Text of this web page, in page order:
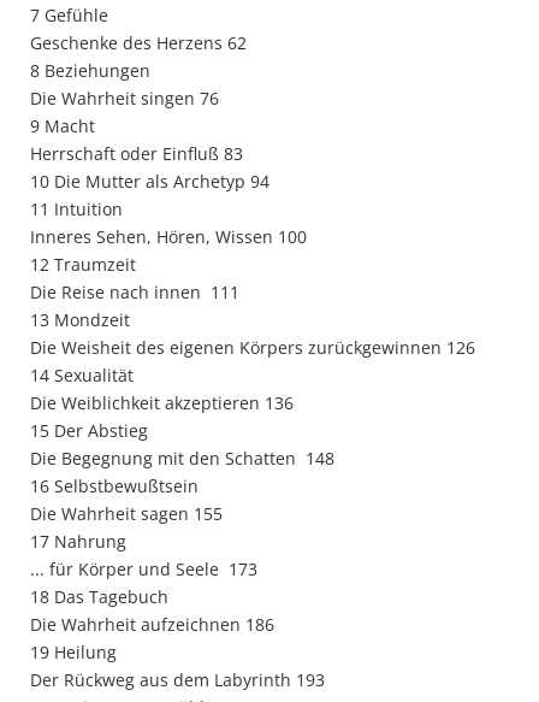
7 Gefühle
Geschenke des Herzens 62
8 Beziehungen
Die Wahrheit singen 76
9 Macht
Herrschaft oder Einfluß 83
10 Die Mutter als Archetyp 94
11 Intuition
Inneres Sehen, Hören, Wissen 100
12 Traumzeit
Die Reise nach innen 111
13 Mondzeit
Die Weisheit des eigenen Körpers zurückgewinnen 126
14 Sexualität
Die Weiblichkeit akzeptieren 136
15 Der Abstieg
Die Begegnung mit den Schatten 148
16 Selbstbewußtsein
Die Wahrheit sagen 155
17 Nahrung
... für Körper und Seele 173
18 Das Tagebuch
Die Wahrheit aufzeichnen 186
19 Heilung
Der Rückweg aus dem Labyrinth 193